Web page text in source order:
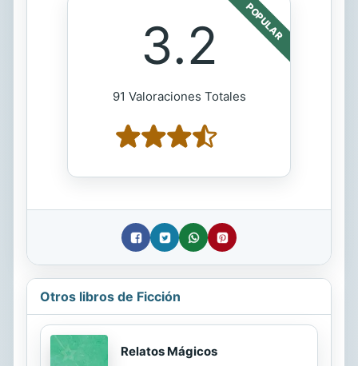
POPULAR
3.2
91 Valoraciones Totales
Otros libros de Ficción
Relatos Mágicos